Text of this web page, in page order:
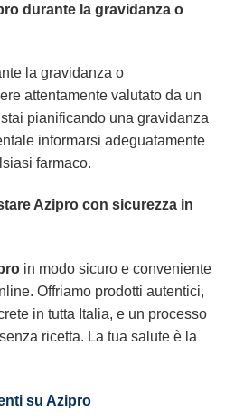
durante la gravidanza o
la gravidanza o
attentamente valutato da un
pianificando una gravidanza
informarsi adeguatamente
farmaco.
Azipro con sicurezza in
in modo sicuro e conveniente
Offriamo prodotti autentici,
in tutta Italia, e un processo
ricetta. La tua salute è la
su Azipro